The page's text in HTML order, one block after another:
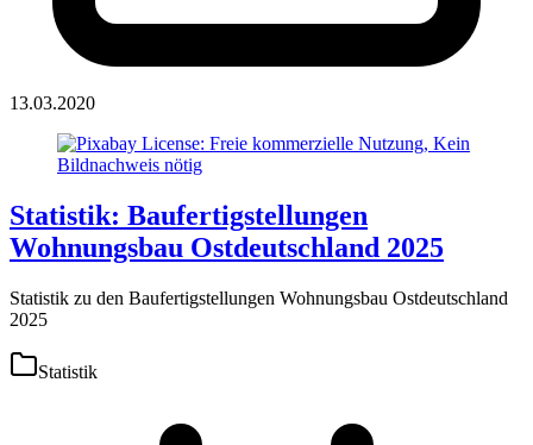
13.03.2020
Statistik: Baufertigstellungen
Wohnungsbau Ostdeutschland 2025
Statistik zu den Baufertigstellungen Wohnungsbau Ostdeutschland
2025
Statistik